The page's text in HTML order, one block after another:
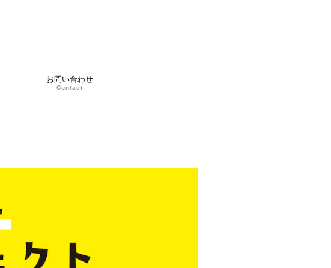
お問い合わせ
Contact